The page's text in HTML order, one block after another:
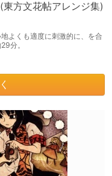
東方文花帖アレンジ集)
よくも適度に刺激的に、を合
分。